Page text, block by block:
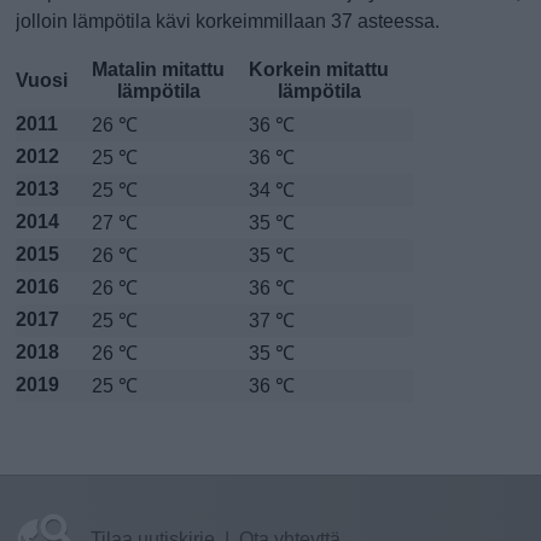
jolloin lämpötila kävi korkeimmillaan 37 asteessa.
Vuosi
Matalin mitattu
lämpötila
Korkein mitattu
lämpötila
2011
26 ℃
36 ℃
2012
25 ℃
36 ℃
2013
25 ℃
34 ℃
2014
27 ℃
35 ℃
2015
26 ℃
35 ℃
2016
26 ℃
36 ℃
2017
25 ℃
37 ℃
2018
26 ℃
35 ℃
2019
25 ℃ 36 ℃